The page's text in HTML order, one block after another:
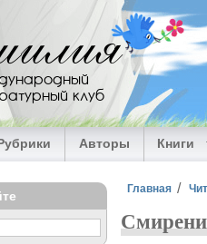
клуб
Авторы Книги
Вы здесь
Главная